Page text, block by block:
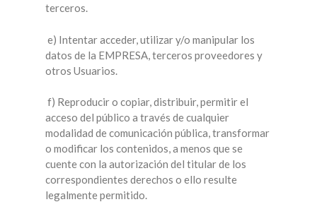
terceros.
e) Intentar acceder, utilizar y/o manipular los
datos de la EMPRESA, terceros proveedores y
otros Usuarios.
f) Reproducir o copiar, distribuir, permitir el
acceso del público a través de cualquier
modalidad de comunicación pública, transformar
o modificar los contenidos, a menos que se
cuente con la autorización del titular de los
correspondientes derechos o ello resulte
legalmente permitido.